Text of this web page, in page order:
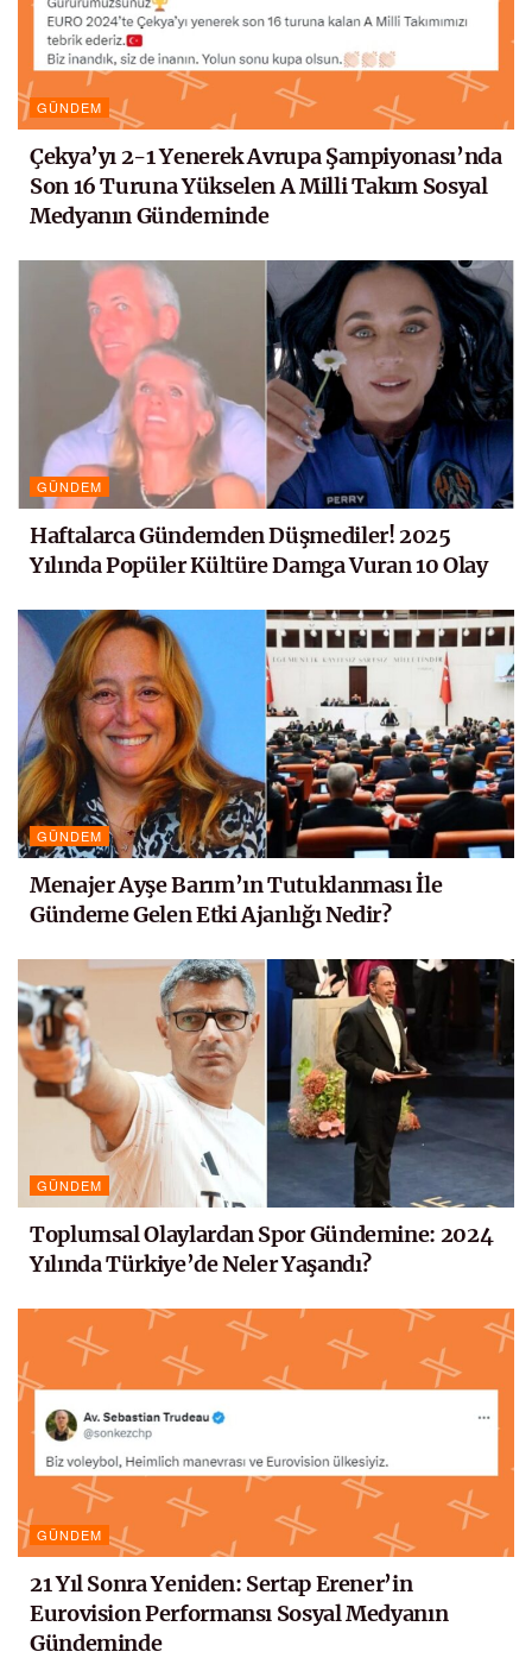
GÜNDEM
Çekya’yı 2-1 Yenerek Avrupa Şampiyonası’nda
Son 16 Turuna Yükselen A Milli Takım Sosyal
Medyanın Gündeminde
GÜNDEM
Haftalarca Gündemden Düşmediler! 2025
Yılında Popüler Kültüre Damga Vuran 10 Olay
GÜNDEM
Menajer Ayşe Barım’ın Tutuklanması İle
Gündeme Gelen Etki Ajanlığı Nedir?
GÜNDEM
Toplumsal Olaylardan Spor Gündemine: 2024
Yılında Türkiye’de Neler Yaşandı?
GÜNDEM
21 Yıl Sonra Yeniden: Sertap Erener’in
Eurovision Performansı Sosyal Medyanın
Gündeminde